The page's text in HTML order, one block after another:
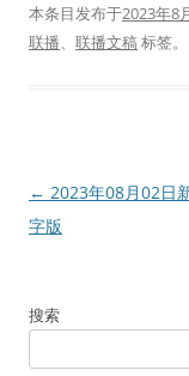
本条目发布于2023年8
联播、 联播文稿标签。
文
章
← 2023年08月02日
字版
搜索